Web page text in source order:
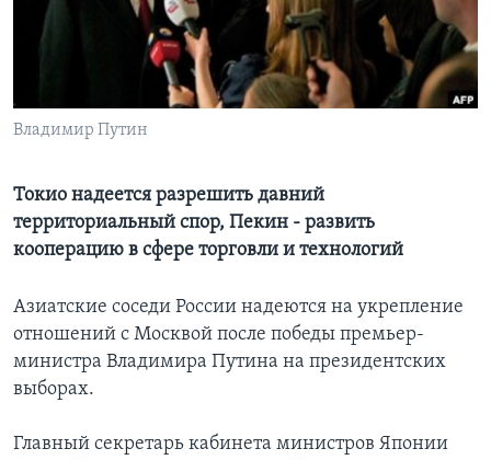
Learning English
Языки
Владимир Путин
Токио надеется разрешить давний
территориальный спор, Пекин - развить
кооперацию в сфере торговли и технологий
Азиатские соседи России надеются на укрепление
отношений с Москвой после победы премьер-
министра Владимира Путина на президентских
выборах.
Главный секретарь кабинета министров Японии